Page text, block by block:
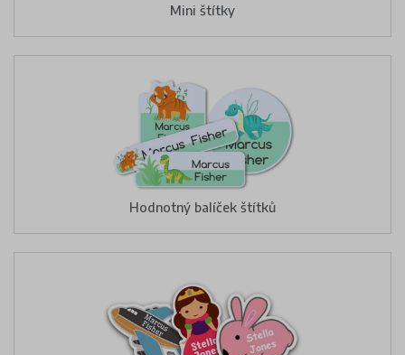
Mini štítky
Hodnotný balíček štítků